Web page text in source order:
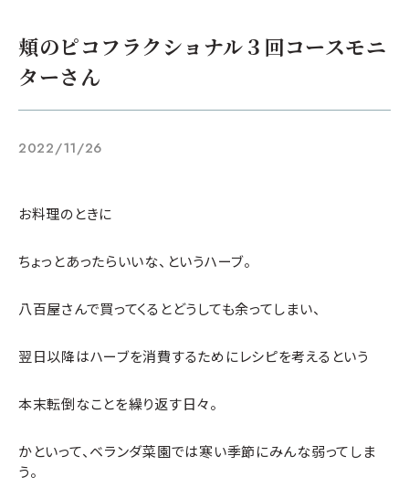
頬のピコフラクショナル３回コースモニ
ターさん
2022/11/26
お料理のときに
ちょっとあったらいいな、というハーブ。
八百屋さんで買ってくるとどうしても余ってしまい、
翌日以降はハーブを消費するためにレシピを考えるという
本末転倒なことを繰り返す日々。
かといって、ベランダ菜園では寒い季節にみんな弱ってしま
う。